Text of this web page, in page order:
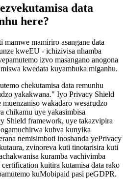
data
here?
mamiriro asangane data
kweEU - ichizivisa nhamba
izvo masangano anogona
kwedata kuyambuka miganhu.
chekutamisa data remunhu
yakakwana." Iyo Privacy Shield
wakadaro wesarudzo
chikamu uye yakasimbisa
Shield framework, uye takazvipira
kubva kunyika
nemisimboti inoshanda yePrivacy
zvinoreva kuti tinotarisira kuti
kuramba vachivimba
kuitira kutamisa data rako
kuMobipaid pasi peGDPR.